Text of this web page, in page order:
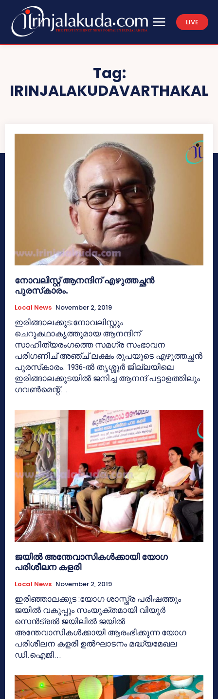
LIVE
Tag:
IRINJALAKUDAVARTHAKAL
നോവലിസ്റ്റ് ആനന്ദിന് എഴുത്തച്ഛന്‍
പുരസ്‌കാരം.
Local News November 2, 2019
ഇരിങ്ങാലക്കുട:നോവലിസ്റ്റും
ചെറുകഥാകൃത്തുമായ ആനന്ദിന്
സാഹിത്യരംഗത്തെ സമഗ്ര സംഭാവന
പരിഗണിച് അഞ്ച് ലക്ഷം രൂപയുടെ എഴുത്തച്ഛന്‍
പുരസ്‌കാരം. 1936-ല്‍ തൃശ്ശൂര്‍ ജില്ലയിലെ
ഇരിങ്ങാലക്കുടയില്‍ ജനിച്ച ആനന്ദ് പട്ടാളത്തിലും
ഗവണ്‍മെന്റ്...
ജയില്‍ അന്തേവാസികള്‍ക്കായി യോഗ
പരിശീലന കളരി
Local News November 2, 2019
ഇരിഞ്ഞാലക്കുട :യോഗ ശാസ്ത്ര പരിഷത്തും
ജയില്‍ വകുപ്പും സംയുക്തമായി വിയൂര്‍
സെന്‍ട്രല്‍ ജയിലില്‍ ജയില്‍
അന്തേവാസികള്‍ക്കായി ആരംഭിക്കുന്ന യോഗ
പരിശീലന കളരി ഉല്‍ഘാടനം മദ്ധ്യമേഖല
ഡി.ഐജി...